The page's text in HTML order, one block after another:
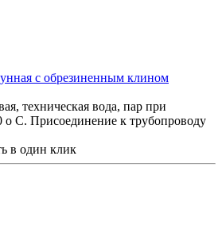
с обрезиненным клином
техническая вода, пар при
о С. Присоединение к трубопроводу
в один клик